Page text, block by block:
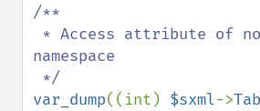
/**
namespace
var_dump((int) $sxml->